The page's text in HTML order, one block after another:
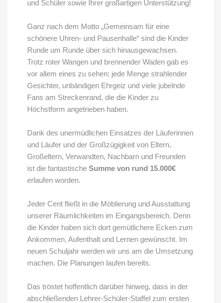
und Schüler sowie Ihrer großartigen Unterstützung!
Ganz nach dem Motto „Gemeinsam für eine
schönere Uhren- und Pausenhalle“ sind die Kinder
Runde um Runde über sich hinausgewachsen.
Trotz roter Wangen und brennender Waden gab es
vor allem eines zu sehen: jede Menge strahlender
Gesichter, unbändigen Ehrgeiz und viele jubelnde
Fans am Streckenrand, die die Kinder zu
Höchstform angetrieben haben.
Dank des unermüdlichen Einsatzes der Läuferinnen
und Läufer und der Großzügigkeit von Eltern,
Großeltern, Verwandten, Nachbarn und Freunden
ist die fantastische Summe von rund 15.000€
erlaufen worden.
Jeder Cent fließt in die Möblierung und Ausstattung
unserer Räumlichkeiten im Eingangsbereich. Denn
die Kinder haben sich dort gemütlichere Ecken zum
Ankommen, Aufenthalt und Lernen gewünscht. Im
neuen Schuljahr werden wir uns am die Umsetzung
machen. Die Planungen laufen bereits.
Das tröstet hoffentlich darüber hinweg, dass in der
abschließenden Lehrer-Schüler-Staffel zum ersten